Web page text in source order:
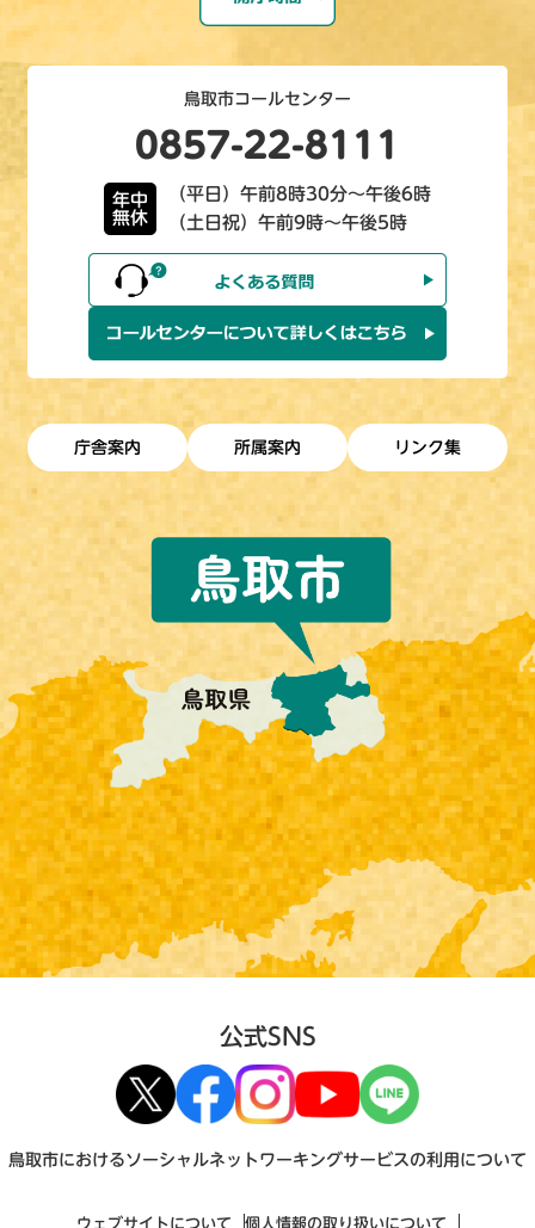
鳥取市コールセンター
0857-22-8111
年中
無休
（平日）午前8時30分～午後6時
（土日祝）午前9時～午後5時
庁舎案内 所属案内 リンク集
公式SNS
鳥取市におけるソーシャルネットワーキングサービスの利用について
ウェブサイトについて 個人情報の取り扱いについて